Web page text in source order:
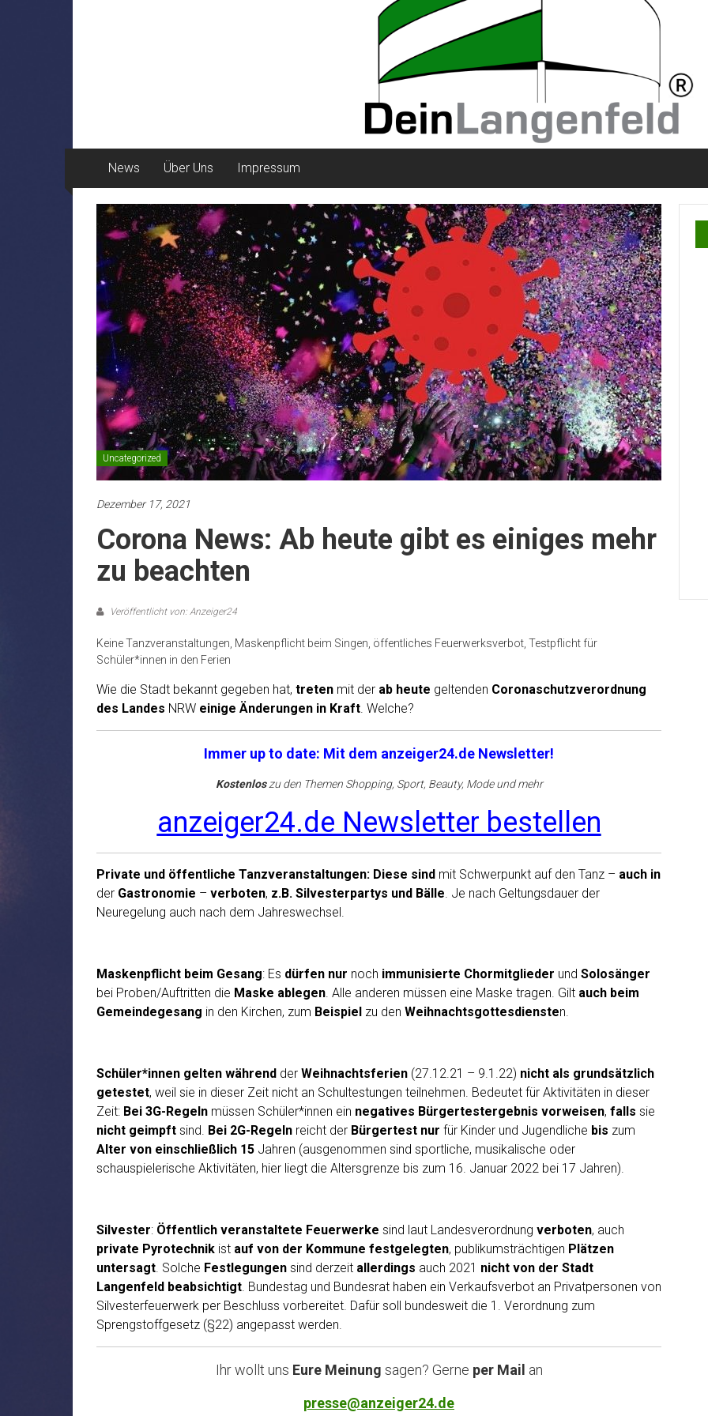
News Über Uns Impressum
Uncategorized
Dezember 17, 2021
Corona News: Ab heute gibt es einiges mehr
zu beachten
Veröffentlicht von: Anzeiger24
Keine Tanzveranstaltungen, Maskenpflicht beim Singen, öffentliches Feuerwerksverbot, Testpflicht für
Schüler*innen in den Ferien
Wie die Stadt bekannt gegeben hat, treten mit der ab heute geltenden Coronaschutzverordnung
des Landes NRW einige Änderungen in Kraft. Welche?
Immer up to date: Mit dem anzeiger24.de Newsletter!
Kostenloszu den Themen Shopping, Sport, Beauty, Mode und mehr
anzeiger24.de Newsletter bestellen
Private und öffentliche Tanzveranstaltungen: Diese sind mit Schwerpunkt auf den Tanz – auch in
der Gastronomie – verboten, z.B. Silvesterpartys und Bälle. Je nach Geltungsdauer der
Neuregelung auch nach dem Jahreswechsel.
Maskenpflicht beim Gesang: Es dürfen nur noch immunisierte Chormitglieder und Solosänger
bei Proben/Auftritten die Maske ablegen. Alle anderen müssen eine Maske tragen. Gilt auch beim
Gemeindegesang in den Kirchen, zum Beispiel zu den Weihnachtsgottesdiensten.
Schüler*innen gelten während der Weihnachtsferien (27.12.21 – 9.1.22) nicht als grundsätzlich
getestet, weil sie in dieser Zeit nicht an Schultestungen teilnehmen. Bedeutet für Aktivitäten in dieser
Zeit: Bei 3G-Regeln müssen Schüler*innen ein negatives Bürgertestergebnis vorweisen, falls sie
nicht geimpft sind. Bei 2G-Regeln reicht der Bürgertest nur für Kinder und Jugendliche bis zum
Alter von einschließlich 15 Jahren (ausgenommen sind sportliche, musikalische oder
schauspielerische Aktivitäten, hier liegt die Altersgrenze bis zum 16. Januar 2022 bei 17 Jahren).
Silvester: Öffentlich veranstaltete Feuerwerke sind laut Landesverordnung verboten, auch
private Pyrotechnik ist auf von der Kommune festgelegten, publikumsträchtigen Plätzen
untersagt. Solche Festlegungen sind derzeit allerdings auch 2021 nicht von der Stadt
Langenfeld beabsichtigt. Bundestag und Bundesrat haben ein Verkaufsverbot an Privatpersonen von
Silvesterfeuerwerk per Beschluss vorbereitet. Dafür soll bundesweit die 1. Verordnung zum
Sprengstoffgesetz (§22) angepasst werden.
Ihr wollt uns Eure Meinung sagen? Gerne per Mail an
presse@anzeiger24.de